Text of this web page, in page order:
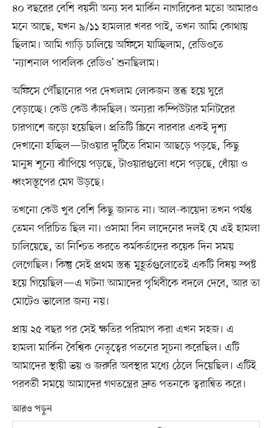
৪০ বছরের বেশি বয়সী অন্য সব মার্কিন নাগরিকের মতো আমারও
মনে আছে, যখন ৯/১১ হামলার খবর পাই, তখন আমি কোথায়
ছিলাম। আমি গাড়ি চালিয়ে অফিসে যাচ্ছিলাম, রেডিওতে
‘ন্যাশনাল পাবলিক রেডিও’ শুনছিলাম।
অফিসে পৌঁছানোর পর দেখলাম লোকজন স্তব্ধ হয়ে ঘুরে
বেড়াচ্ছে। কেউ কেউ কাঁদছিল। অন্যরা কম্পিউটার মনিটরের
চারপাশে জড়ো হয়েছিল। প্রতিটি স্ক্রিনে বারবার একই দৃশ্য
দেখানো হচ্ছিল—টাওয়ার দুটিতে বিমান আছড়ে পড়ছে, কিছু
মানুষ শূন্যে ঝাঁপিয়ে পড়ছে, টাওয়ারগুলো ধসে পড়ছে, ধোঁয়া ও
ধ্বংসস্তূপের মেঘ উড়ছে।
তখনো কেউ খুব বেশি কিছু জানত না। আল-কায়েদা তখন পর্যন্ত
তেমন পরিচিত ছিল না। ওসামা বিন লাদেনের দলই যে এই হামলা
চালিয়েছে, তা নিশ্চিত করতে কর্মকর্তাদের কয়েক দিন সময়
লেগেছিল। কিন্তু সেই প্রথম স্তব্ধ মুহূর্তগুলোতেই একটি বিষয় স্পষ্ট
হয়ে গিয়েছিল—এ ঘটনা আমাদের পৃথিবীকে বদলে দেবে, আর তা
মোটেও ভালোর জন্য নয়।
প্রায় ২৫ বছর পর সেই ক্ষতির পরিমাপ করা এখন সহজ। এ
হামলা মার্কিন বৈশ্বিক নেতৃত্বের পতনের সূচনা করেছিল। এটি
আমাদের স্থায়ী ভয় ও জরুরি অবস্থার মধ্যে ঠেলে দিয়েছিল। এটিই
পরবর্তী সময়ে আমাদের গণতন্ত্রের দ্রুত পতনকে ত্বরান্বিত করে।
আরও পড়ুন